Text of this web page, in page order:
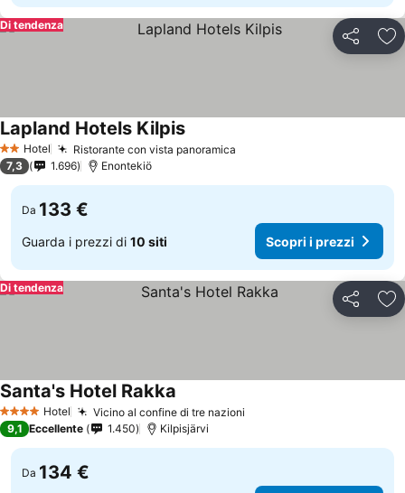
Condividi
Di tendenza
2 StelleHotel Ristorante con vista panoramica
Lapland Hotels Kilpis
7,3 1.696 Enontekiö
Da 133 €
Guarda i prezzi di 10 siti Scopri i prezzi
Condividi
Di tendenza
4 Stelle Hotel Vicino al confine di tre nazioni
Santa's Hotel Rakka
9,1 Eccellente 1.450 Kilpisjärvi
Da 134 €